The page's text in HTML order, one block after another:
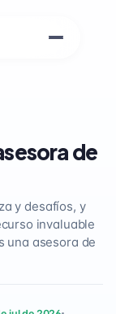
de
y desafíos, y
invaluable
una asesora de